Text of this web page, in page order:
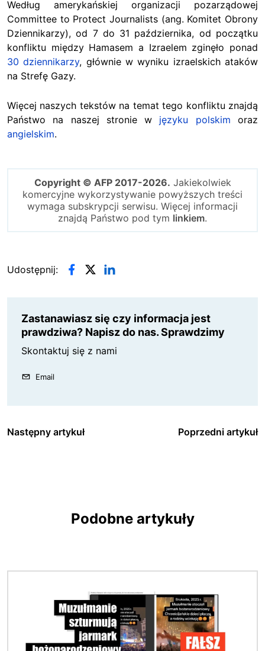
Według amerykańskiej organizacji pozarządowej
Committee to Protect Journalists (ang. Komitet Obrony
Dziennikarzy), od 7 do 31 października, od początku
konfliktu między Hamasem a Izraelem zginęło ponad
30 dziennikarzy, głównie w wyniku izraelskich ataków
na Strefę Gazy.
Więcej naszych tekstów na temat tego konfliktu znajdą
Państwo na naszej stronie w języku polskim oraz
angielskim.
Copyright © AFP 2017-2026. Jakiekolwiek
komercyjne wykorzystywanie powyższych treści
wymaga subskrypcji serwisu. Więcej informacji
znajdą Państwo pod tym linkiem.
Udostępnij:
Zastanawiasz się czy informacja jest
prawdziwa? Napisz do nas. Sprawdzimy
Skontaktuj się z nami
Email
Następny artykuł Poprzedni artykuł
Podobne artykuły